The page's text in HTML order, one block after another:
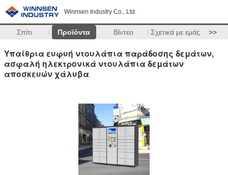
Winnsen Industry Co., Ltd.
Σπίτι Προϊόντα Βίντεο Σχετικά με εμάς >>
Υπαίθρια ευφυή ντουλάπια παράδοσης δεμάτων,
ασφαλή ηλεκτρονικά ντουλάπια δεμάτων
αποσκευών χάλυβα